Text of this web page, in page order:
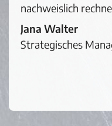
nachweislich
Jana Walter
Strategisches